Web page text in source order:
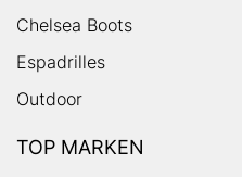
Chelsea Boots
Espadrilles
Outdoor
TOP MARKEN